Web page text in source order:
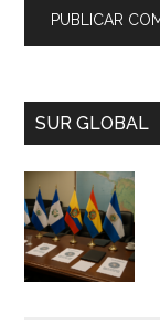
SUR GLOBAL